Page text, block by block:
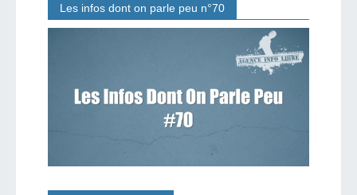
Les infos dont on parle peu n°70